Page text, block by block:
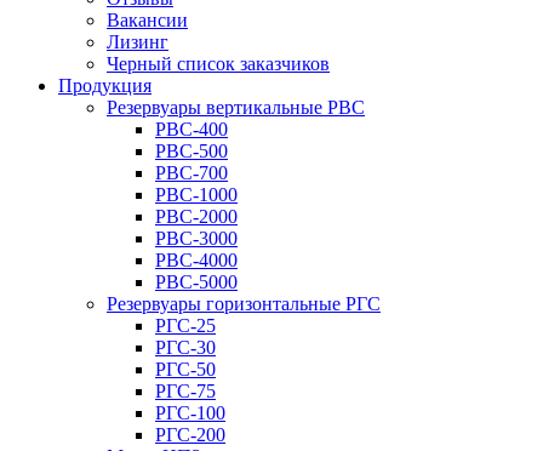
Вакансии
Лизинг
Черный список заказчиков
Продукция
Резервуары вертикальные РВС
РВС-400
РВС-500
РВС-700
РВС-1000
РВС-2000
РВС-3000
РВС-4000
РВС-5000
Резервуары горизонтальные РГС
РГС-25
РГС-30
РГС-50
РГС-75
РГС-100
РГС-200